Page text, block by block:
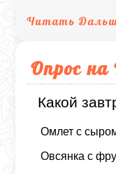
Читать
Опрос
Какой
Омлет с
Овсянка с